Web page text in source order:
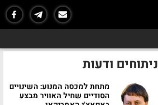
ניתוחים ודעות
מתחת למכסה המנוע: השינויים
הסודיים שחיל האוויר מבצע